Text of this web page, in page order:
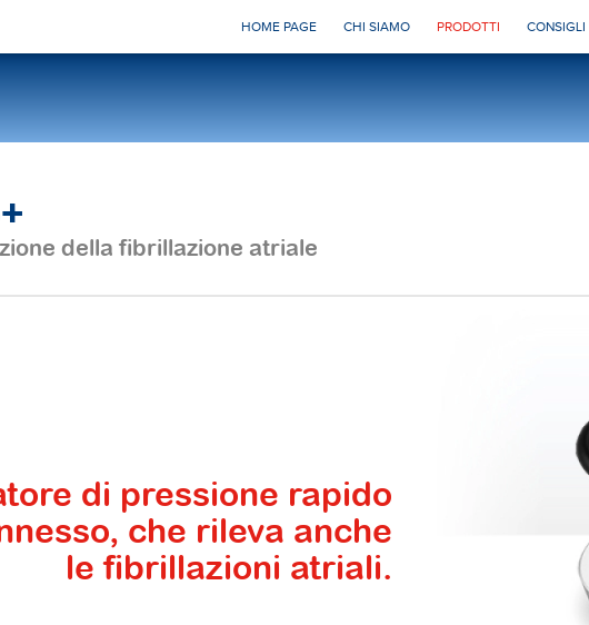
HOME PAGE CHI SIAMO PRODOTTI CONSIGLI
della fibrillazione atriale
di pressione rapido
che rileva anche
le fibrillazioni atriali.